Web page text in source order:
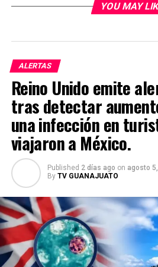
YOU MAY
ALERTAS
Reino Unido emite
tras detectar
una infección en
viajaron a México.
Published 2 días ago on agosto
By TV GUANAJUATO